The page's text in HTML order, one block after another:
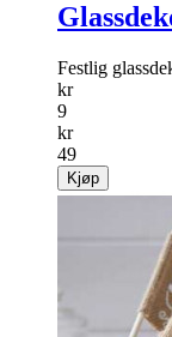
Festlig
kr
9
kr
49
Kjøp